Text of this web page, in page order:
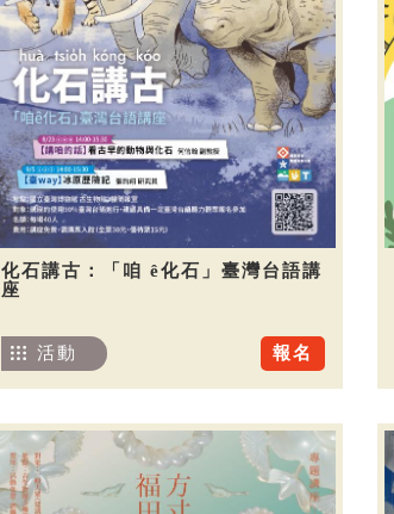
化石講古：「咱 ê化石」臺灣台語講
座
報名
活動